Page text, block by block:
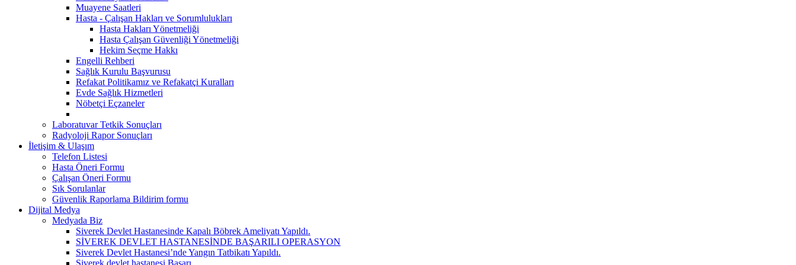
Muayene Saatleri
Hasta - Çalışan Hakları ve Sorumlulukları
Hasta Hakları Yönetmeliği
Hasta Çalışan Güvenliği Yönetmeliği
Hekim Seçme Hakkı
Engelli Rehberi
Sağlık Kurulu Başvurusu
Refakat Politikamız ve Refakatçi Kuralları
Evde Sağlık Hizmetleri
Nöbetçi Eçzaneler
Laboratuvar Tetkik Sonuçları
Radyoloji Rapor Sonuçları
İletişim & Ulaşım
Telefon Listesi
Hasta Öneri Formu
Çalışan Öneri Formu
Sık Sorulanlar
Güvenlik Raporlama Bildirim formu
Dijital Medya
Medyada Biz
Siverek Devlet Hastanesinde Kapalı Böbrek Ameliyatı Yapıldı.
SİVEREK DEVLET HASTANESİNDE BAŞARILI OPERASYON
Siverek Devlet Hastanesi’nde Yangın Tatbikatı Yapıldı.
Siverek devlet hastanesi Başarı